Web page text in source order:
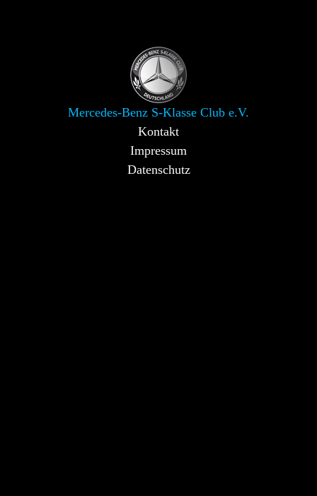
Mercedes-Benz S-Klasse Club e.V.
Kontakt
Impressum
Datenschutz